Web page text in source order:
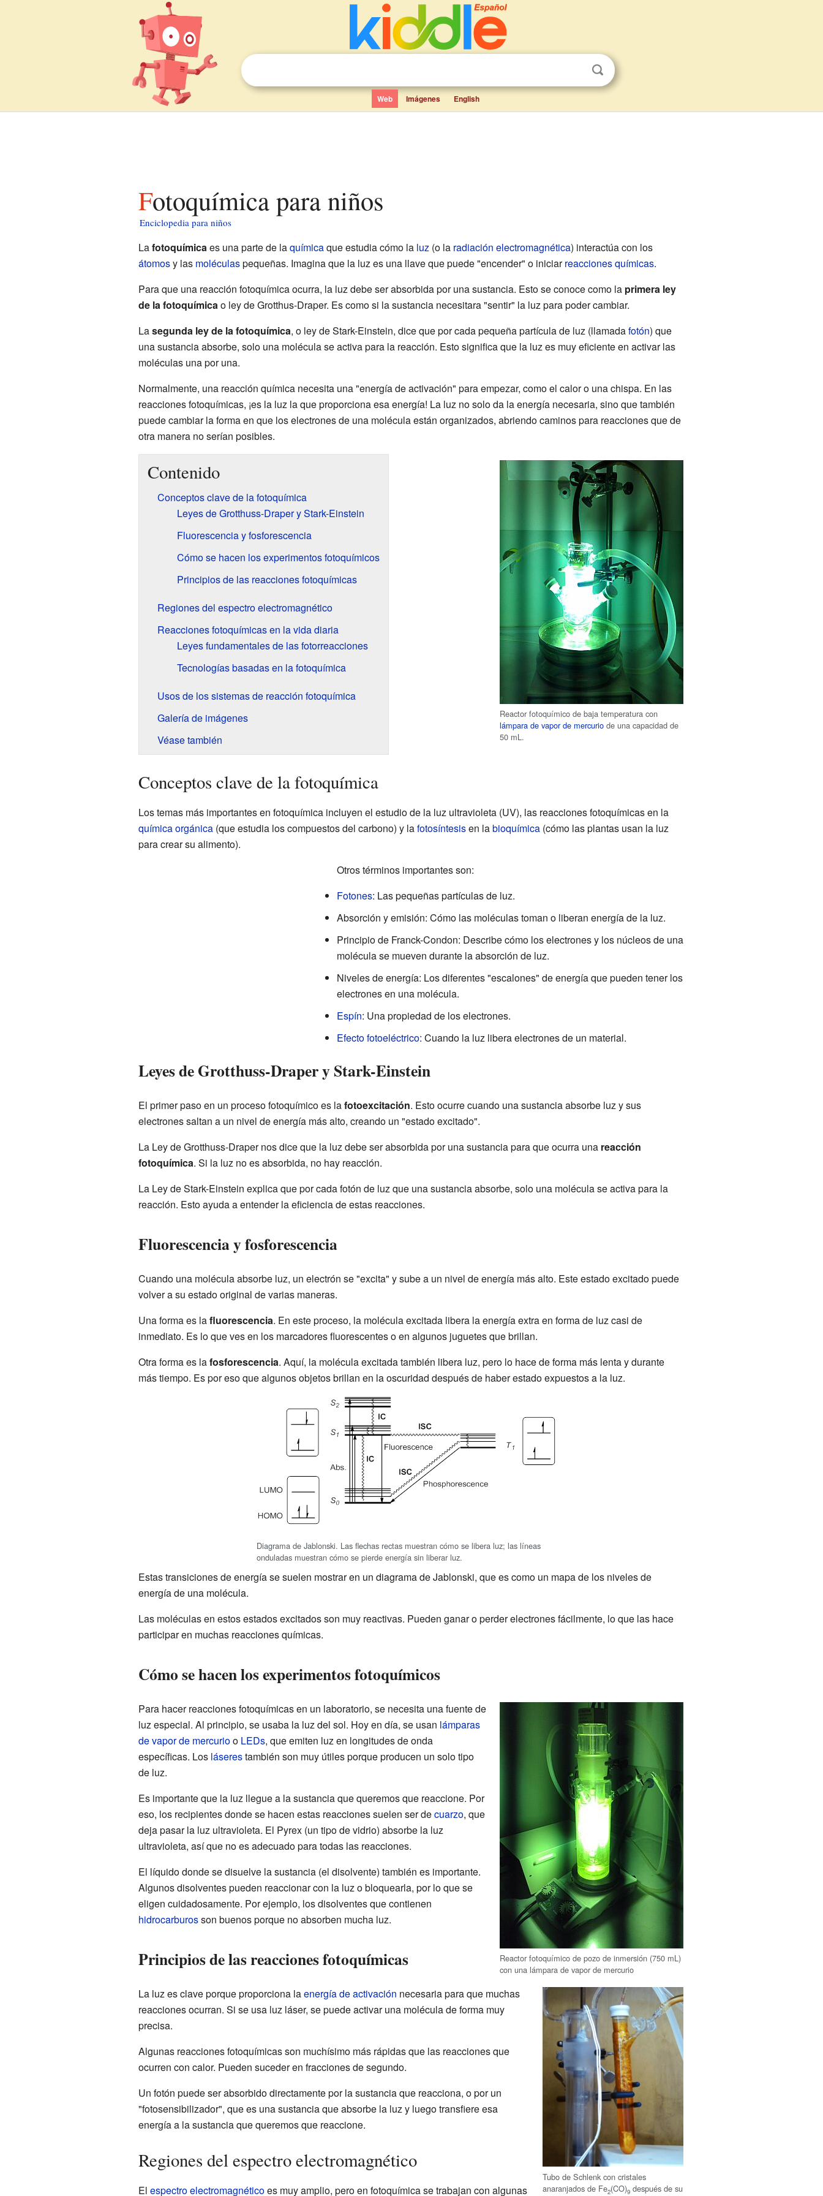
Web Imágenes English
Fotoquímica para niños
Enciclopedia para niños
Lafotoquímicaes una parte de laquímicaque estudia cómo la luz(o la radiación electromagnética) interactúa con los
átomosy las moléculaspequeñas. Imagina que la luz es una llave que puede "encender" o iniciarreacciones químicas.
Para que una reacción fotoquímica ocurra, la luz debe ser absorbida por una sustancia. Esto se conoce como la primera ley
de la fotoquímicao ley de Grotthus-Draper. Es como si la sustancia necesitara "sentir" la luz para poder cambiar.
Lasegunda ley de la fotoquímica, o ley de Stark-Einstein, dice que por cada pequeña partícula de luz (llamadafotón) que
una sustancia absorbe, solo una molécula se activa para la reacción. Esto significa que la luz es muy eficiente en activar las
moléculas una por una.
Normalmente, una reacción química necesita una "energía de activación" para empezar, como el calor o una chispa. En las
reacciones fotoquímicas, ¡es la luz la que proporciona esa energía! La luz no solo da la energía necesaria, sino que también
puede cambiar la forma en que los electrones de una molécula están organizados, abriendo caminos para reacciones que de
otra manera no serían posibles.
Reactor fotoquímico de baja temperatura con
lámpara de vapor de mercurio de una capacidad de
50 mL.
Contenido
Conceptos clave de la fotoquímica
Leyes de Grotthuss-Draper y Stark-Einstein
Fluorescencia y fosforescencia
Cómo se hacen los experimentos fotoquímicos
Principios de las reacciones fotoquímicas
Regiones del espectro electromagnético
Reacciones fotoquímicas en la vida diaria
Leyes fundamentales de las fotorreacciones
Tecnologías basadas en la fotoquímica
Usos de los sistemas de reacción fotoquímica
Galería de imágenes
Véase también
Conceptos clave de la fotoquímica
Los temas más importantes en fotoquímica incluyen el estudio de la luz ultravioleta (UV), las reacciones fotoquímicas en la
química orgánica(que estudia los compuestos del carbono) y lafotosíntesisen labioquímica(cómo las plantas usan la luz
para crear su alimento).
Otros términos importantes son:
Fotones: Las pequeñas partículas de luz.
Absorción y emisión: Cómo las moléculas toman o liberan energía de la luz.
Principio de Franck-Condon: Describe cómo los electrones y los núcleos de una
molécula se mueven durante la absorción de luz.
Niveles de energía: Los diferentes "escalones" de energía que pueden tener los
electrones en una molécula.
Espín: Una propiedad de los electrones.
Efecto fotoeléctrico: Cuando la luz libera electrones de un material.
Leyes de Grotthuss-Draper y Stark-Einstein
El primer paso en un proceso fotoquímico es lafotoexcitación. Esto ocurre cuando una sustancia absorbe luz y sus
electrones saltan a un nivel de energía más alto, creando un "estado excitado".
La Ley de Grotthuss-Draper nos dice que la luz debe ser absorbida por una sustancia para que ocurra una reacción
fotoquímica. Si la luz no es absorbida, no hay reacción.
La Ley de Stark-Einstein explica que por cada fotón de luz que una sustancia absorbe, solo una molécula se activa para la
reacción. Esto ayuda a entender la eficiencia de estas reacciones.
Fluorescencia y fosforescencia
Cuando una molécula absorbe luz, un electrón se "excita" y sube a un nivel de energía más alto. Este estado excitado puede
volver a su estado original de varias maneras.
Una forma es lafluorescencia. En este proceso, la molécula excitada libera la energía extra en forma de luz casi de
inmediato. Es lo que ves en los marcadores fluorescentes o en algunos juguetes que brillan.
Otra forma es lafosforescencia. Aquí, la molécula excitada también libera luz, pero lo hace de forma más lenta y durante
más tiempo. Es por eso que algunos objetos brillan en la oscuridad después de haber estado expuestos a la luz.
Diagrama de Jablonski. Las flechas rectas muestran cómo se libera luz; las líneas
onduladas muestran cómo se pierde energía sin liberar luz.
Estas transiciones de energía se suelen mostrar en un diagrama de Jablonski, que es como un mapa de los niveles de
energía de una molécula.
Las moléculas en estos estados excitados son muy reactivas. Pueden ganar o perder electrones fácilmente, lo que las hace
participar en muchas reacciones químicas.
Cómo se hacen los experimentos fotoquímicos
Reactor fotoquímico de pozo de inmersión (750 mL)
con una lámpara de vapor de mercurio
Para hacer reacciones fotoquímicas en un laboratorio, se necesita una fuente de
luz especial. Al principio, se usaba la luz del sol. Hoy en día, se usan lámparas
de vapor de mercurioo LEDs, que emiten luz en longitudes de onda
específicas. Los láserestambién son muy útiles porque producen un solo tipo
de luz.
Es importante que la luz llegue a la sustancia que queremos que reaccione. Por
eso, los recipientes donde se hacen estas reacciones suelen ser decuarzo, que
deja pasar la luz ultravioleta. El Pyrex (un tipo de vidrio) absorbe la luz
ultravioleta, así que no es adecuado para todas las reacciones.
El líquido donde se disuelve la sustancia (el disolvente) también es importante.
Algunos disolventes pueden reaccionar con la luz o bloquearla, por lo que se
eligen cuidadosamente. Por ejemplo, los disolventes que contienen
hidrocarburosson buenos porque no absorben mucha luz.
Tubo de Schlenk con cristales
anaranjados de Fe2(CO)9 después de su
Principios de las reacciones fotoquímicas
La luz es clave porque proporciona laenergía de activación necesaria para que muchas
reacciones ocurran. Si se usa luz láser, se puede activar una molécula de forma muy
precisa.
Algunas reacciones fotoquímicas son muchísimo más rápidas que las reacciones que
ocurren con calor. Pueden suceder en fracciones de segundo.
Un fotón puede ser absorbido directamente por la sustancia que reacciona, o por un
"fotosensibilizador", que es una sustancia que absorbe la luz y luego transfiere esa
energía a la sustancia que queremos que reaccione.
Regiones del espectro electromagnético
El espectro electromagnéticoes muy amplio, pero en fotoquímica se trabajan con algunas